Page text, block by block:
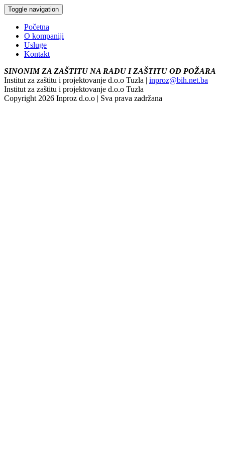
Toggle navigation
Početna
O kompaniji
Usluge
Kontakt
SINONIM ZA ZAŠTITU NA RADU I ZAŠTITU OD POŽARA
Institut za zaštitu i projektovanje d.o.o Tuzla | inproz@bih.net.ba
Institut za zaštitu i projektovanje d.o.o Tuzla
Copyright 2026 Inproz d.o.o | Sva prava zadržana